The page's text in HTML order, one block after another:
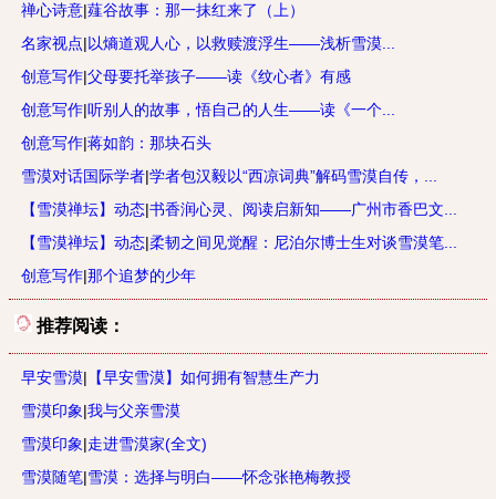
禅心诗意|薤谷故事：那一抹红来了（上）
名家视点|以熵道观人心，以救赎渡浮生——浅析雪漠...
创意写作|父母要托举孩子——读《纹心者》有感
创意写作|听别人的故事，悟自己的人生——读《一个...
创意写作|蒋如韵：那块石头
雪漠对话国际学者|学者包汉毅以“西凉词典”解码雪漠自传，...
【雪漠禅坛】动态|书香润心灵、阅读启新知——广州市香巴文...
【雪漠禅坛】动态|柔韧之间见觉醒：尼泊尔博士生对谈雪漠笔...
创意写作|那个追梦的少年
推荐阅读：
早安雪漠| 【早安雪漠】如何拥有智慧生产力
雪漠印象|我与父亲雪漠
雪漠印象|走进雪漠家(全文)
雪漠随笔|雪漠：选择与明白——怀念张艳梅教授